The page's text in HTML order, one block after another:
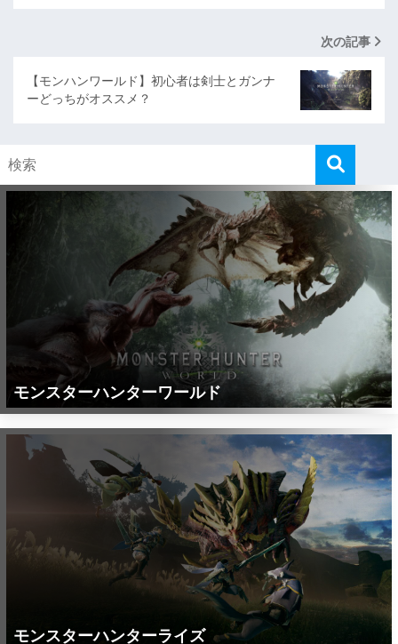
次の記事
【モンハンワールド】初心者は剣士とガンナ
ーどっちがオススメ？
モンスターハンターワールド
モンスターハンターライズ